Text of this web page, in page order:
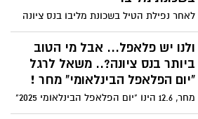
לאחר נפילת הטיל בשכונת מליבו בנס ציונה
ותחילת עבודות השיקום נערכה מחווה
לתושבי השכונה. קבוצת "מנגנים בפארק",
בניהולו של אפי באומן נגנה להנאת תושבי
השכונה.
ולנו יש פלאפל... אבל מי הטוב
ביותר בנס ציונה?.. משאל לרגל
"יום הפלאפל הבינלאומי" מחר !
מחר, 12.6 הינו "יום הפלאפל הבינלאומי 2025"
ולרגל יום כה חשוב, קוראת מערכת "נס ציונה